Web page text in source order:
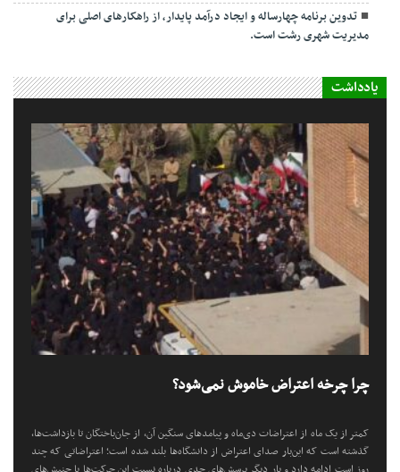
تدوین برنامه چهارساله و ایجاد درآمد پایدار، از راهکارهای اصلی برای
مدیریت شهری رشت است.
یادداشت
چرا چرخه اعتراض خاموش نمی‌شود؟
کمتر از یک ماه از اعتراضات دی‌ماه و پیامد‌های سنگین آن، از جان‌باختگان تا بازداشت‌ها،
گذشته است که این‌بار صدای اعتراض از دانشگاه‌ها بلند شده است؛ اعتراضاتی که چند